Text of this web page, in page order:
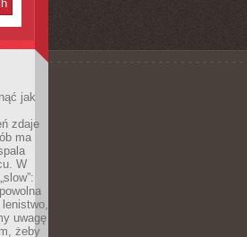
jak
zdaje
ma
W
uwagę
żeby